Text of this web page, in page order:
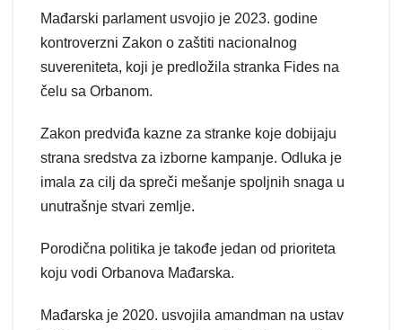
Mađarski parlament usvojio je 2023. godine
kontroverzni Zakon o zaštiti nacionalnog
suvereniteta, koji je predložila stranka Fides na
čelu sa Orbanom.
Zakon predviđa kazne za stranke koje dobijaju
strana sredstva za izborne kampanje. Odluka je
imala za cilj da spreči mešanje spoljnih snaga u
unutrašnje stvari zemlje.
Porodična politika je takođe jedan od prioriteta
koju vodi Orbanova Mađarska.
Mađarska je 2020. usvojila amandman na ustav